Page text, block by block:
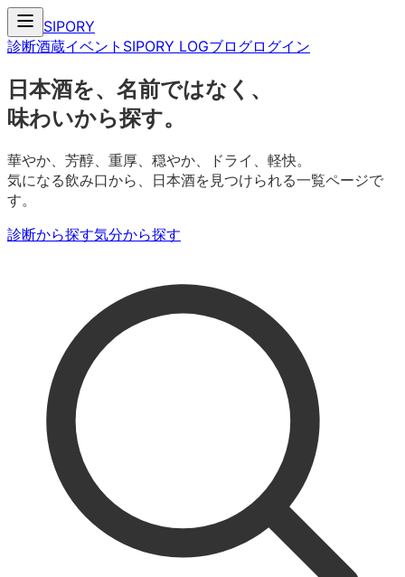
SIPORY
診断酒蔵イベント SIPORY LOGブログログイン
日本酒を、名前ではなく、
味わいから探す。
華やか、芳醇、重厚、穏やか、ドライ、軽快。
気になる飲み口から、日本酒を見つけられる一覧ページで
す。
診断から探す気分から探す